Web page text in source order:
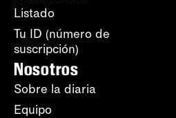
Listado
Tu ID (número de
suscripción)
Nosotros
Sobre la diaria
Equipo